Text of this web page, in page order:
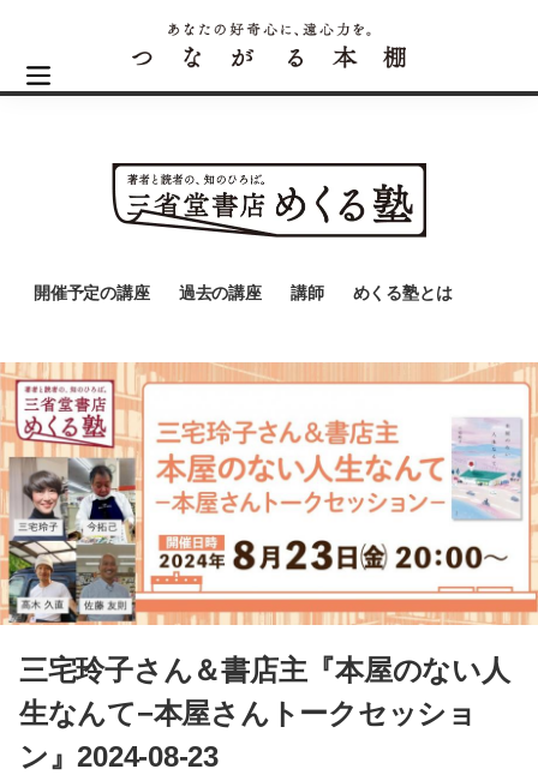
開催予定の講座 過去の講座 講師 めくる塾とは
三宅玲子さん＆書店主『本屋のない人
生なんて−本屋さんトークセッショ
ン』2024-08-23